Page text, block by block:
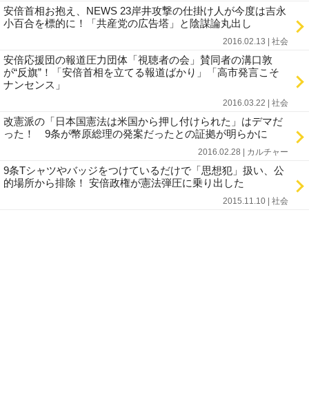
安倍首相お抱え、NEWS 23岸井攻撃の仕掛け人が今度は吉永
小百合を標的に！「共産党の広告塔」と陰謀論丸出し
2016.02.13 | 社会
安倍応援団の報道圧力団体「視聴者の会」賛同者の溝口敦
が“反旗”！「安倍首相を立てる報道ばかり」「高市発言こそ
ナンセンス」
2016.03.22 | 社会
改憲派の「日本国憲法は米国から押し付けられた」はデマだ
った！ 9条が幣原総理の発案だったとの証拠が明らかに
2016.02.28 | カルチャー
9条Tシャツやバッジをつけているだけで「思想犯」扱い、公
的場所から排除！ 安倍政権が憲法弾圧に乗り出した
2015.11.10 | 社会